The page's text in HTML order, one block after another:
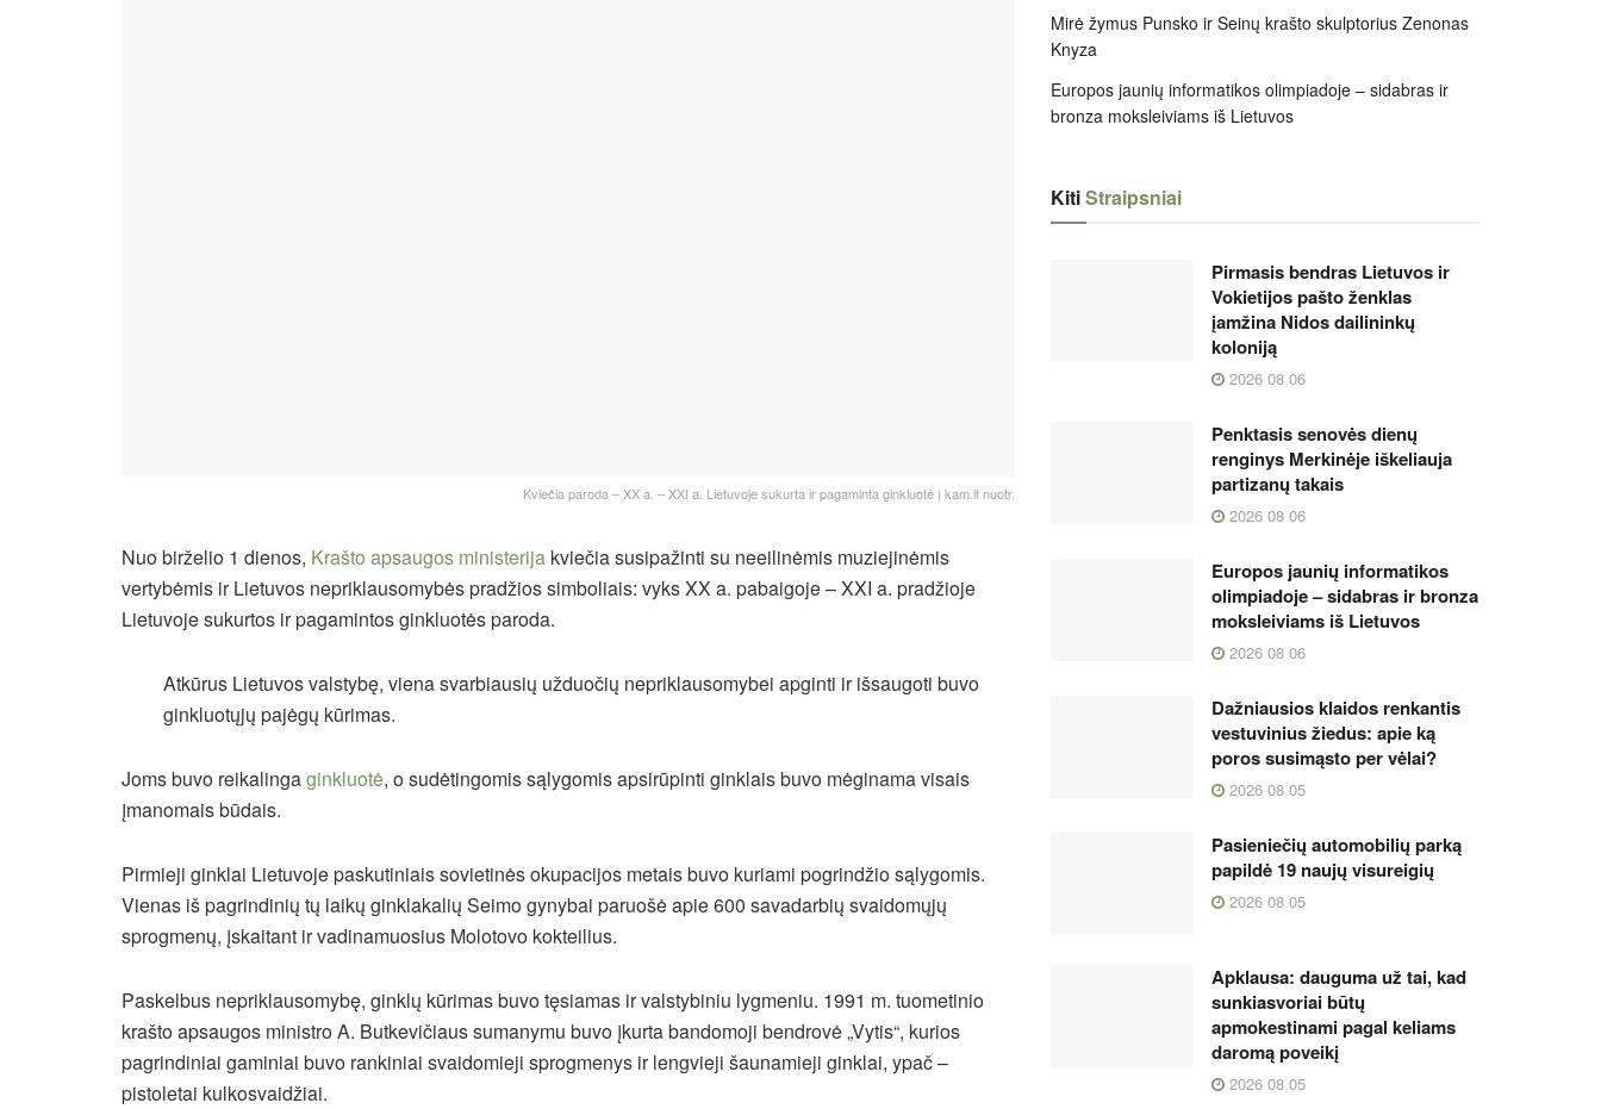
Kviečia paroda – XX a. – XXI a. Lietuvoje sukurta ir pagaminta ginkluotė | kam.lt nuotr.
Nuo birželio 1 dienos, Krašto apsaugos ministerija kviečia susipažinti su neeilinėmis muziejinėmis
vertybėmis ir Lietuvos nepriklausomybės pradžios simboliais: vyks XX a. pabaigoje – XXI a. pradžioje
Lietuvoje sukurtos ir pagamintos ginkluotės paroda.
Atkūrus Lietuvos valstybę, viena svarbiausių užduočių nepriklausomybei apginti ir išsaugoti buvo
ginkluotųjų pajėgų kūrimas.
Joms buvo reikalingaginkluotė, o sudėtingomis sąlygomis apsirūpinti ginklais buvo mėginama visais
įmanomais būdais.
Pirmieji ginklai Lietuvoje paskutiniais sovietinės okupacijos metais buvo kuriami pogrindžio sąlygomis.
Vienas iš pagrindinių tų laikų ginklakalių Seimo gynybai paruošė apie 600 savadarbių svaidomųjų
sprogmenų, įskaitant ir vadinamuosius Molotovo kokteilius.
Paskelbus nepriklausomybę, ginklų kūrimas buvo tęsiamas ir valstybiniu lygmeniu. 1991 m. tuometinio
krašto apsaugos ministro A. Butkevičiaus sumanymu buvo įkurta bandomoji bendrovė „Vytis“, kurios
pagrindiniai gaminiai buvo rankiniai svaidomieji sprogmenys ir lengvieji šaunamieji ginklai, ypač –
pistoletai kulkosvaidžiai.
Mirė žymus Punsko ir Seinų krašto skulptorius Zenonas
Knyza
Europos jaunių informatikos olimpiadoje – sidabras ir
bronza moksleiviams iš Lietuvos
KitiStraipsniai
Pirmasis bendras Lietuvos ir
Vokietijos pašto ženklas
įamžina Nidos dailininkų
koloniją
2026 08 06
Penktasis senovės dienų
renginys Merkinėje iškeliauja
partizanų takais
2026 08 06
Europos jaunių informatikos
olimpiadoje – sidabras ir bronza
moksleiviams iš Lietuvos
2026 08 06
Dažniausios klaidos renkantis
vestuvinius žiedus: apie ką
poros susimąsto per vėlai?
2026 08 05
Pasieniečių automobilių parką
papildė 19 naujų visureigių
2026 08 05
Apklausa: dauguma už tai, kad
sunkiasvoriai būtų
apmokestinami pagal keliams
daromą poveikį
2026 08 05